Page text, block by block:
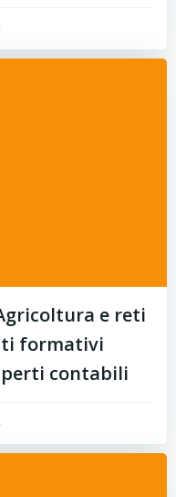
e reti
formativi
contabili